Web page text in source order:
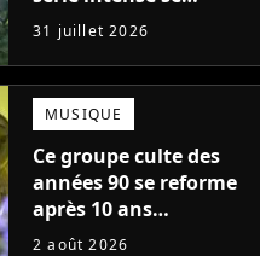
regarde en une seule
après-midi
31 juillet 2026
MUSIQUE
Ce groupe culte des
années 90 se reforme
après 10 ans
d'absence et annonce
2 août 2026